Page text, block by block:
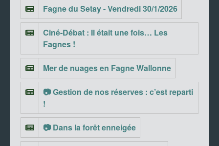
Fagne du Setay - Vendredi 30/1/2026
Ciné-Débat : Il était une fois… Les
Fagnes !
Mer de nuages en Fagne Wallonne
📷 Gestion de nos réserves : c’est reparti
!
📷 Dans la forêt enneigée